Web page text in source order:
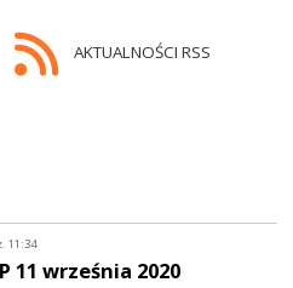
AKTUALNOŚCI RSS
11:34
11 września 2020